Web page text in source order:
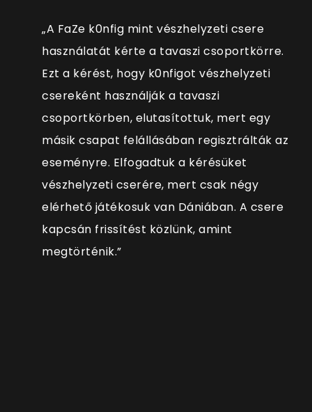
„A FaZe k0nfig mint vészhelyzeti csere
használatát kérte a tavaszi csoportkörre.
Ezt a kérést, hogy k0nfigot vészhelyzeti
csereként használják a tavaszi
csoportkörben, elutasítottuk, mert egy
másik csapat felállásában regisztrálták az
eseményre. Elfogadtuk a kérésüket
vészhelyzeti cserére, mert csak négy
elérhető játékosuk van Dániában. A csere
kapcsán frissítést közlünk, amint
megtörténik.”